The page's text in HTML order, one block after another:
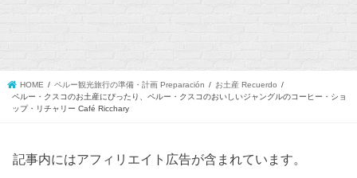
HOME ペルー観光旅行の準備・計画 Preparación
お土産 Recuerdo
ペルー・クスコのお土産にぴったり、ペルー・クスコのおいしいジャングルのコーヒー・ショ
ップ・リチャリー Café Ricchary
記事内にはアフィリエイト広告が含まれています。